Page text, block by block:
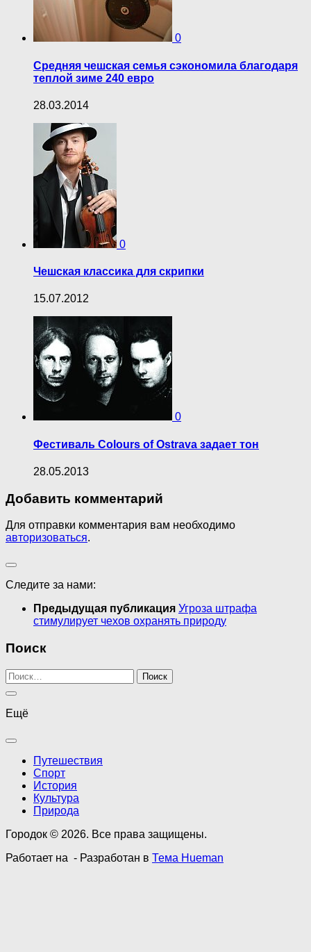
0
Средняя чешская семья сэкономила благодаря
теплой зиме 240 евро
28.03.2014
0
Чешская классика для скрипки
15.07.2012
0
Фестиваль Colours of Ostrava задает тон
28.05.2013
Добавить комментарий
Для отправки комментария вам необходимо
авторизоваться.
Следите за нами:
Предыдущая публикация Угроза штрафа
стимулирует чехов охранять природу
Поиск
Найти:
Ещё
Путешествия
Спорт
История
Культура
Природа
Городок © 2026. Все права защищены.
Работает на - Разработан в Тема Hueman